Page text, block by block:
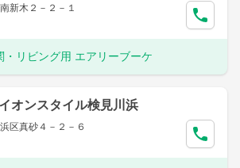
新木２－２－１
・リビング用 エアリーブーケ
オンスタイル検見川浜
区真砂４－２－６